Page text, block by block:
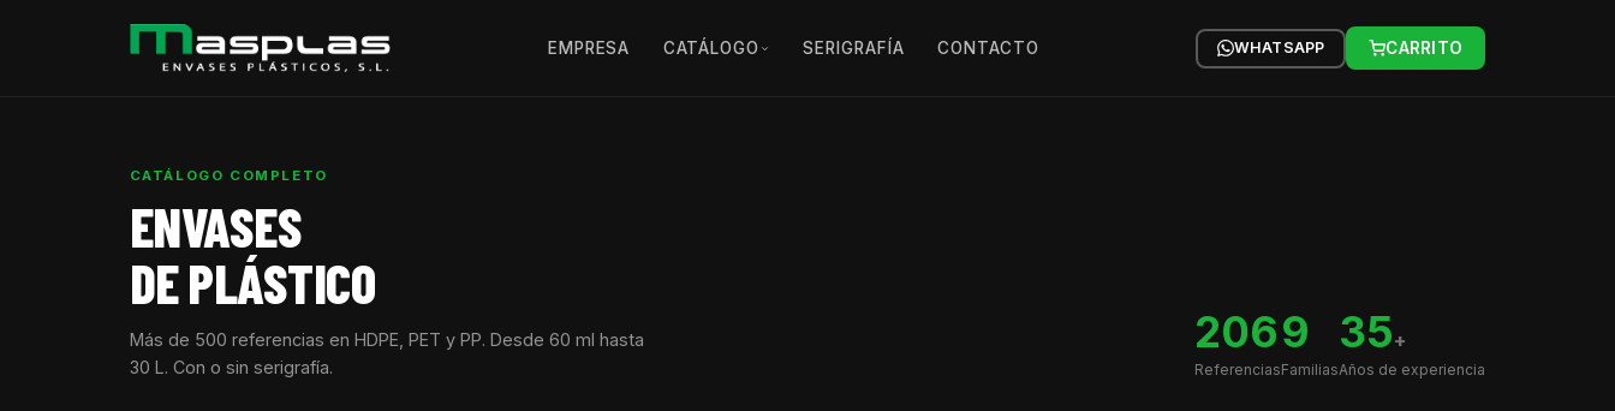
EMPRESA CATÁLOGO SERIGRAFÍA CONTACTO WHATSAPP CARRITO
CATÁLOGO COMPLETO
ENVASES
DE PLÁSTICO
Más de 500 referencias en HDPE, PET y PP. Desde 60 ml hasta
30 L. Con o sin serigrafía.
206
Referencias
9
Familias
35+
Años de experiencia